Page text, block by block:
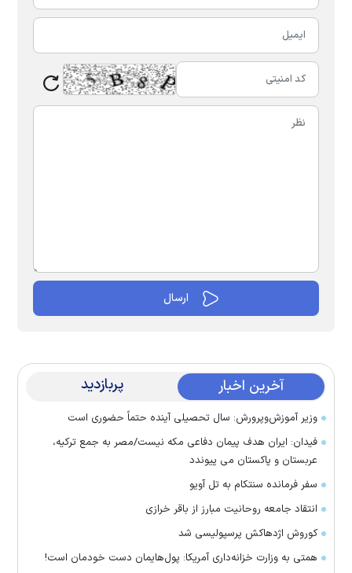
آخرین اخبار پربازدید
وزیر آموزش‌وپرورش: سال تحصیلی آینده حتماً حضوری است
فیدان: ایران هدف پیمان دفاعی مکه نیست/مصر به جمع ترکیه،
عربستان و پاکستان می پیوندد
سفر فرمانده سنتکام به تل آویو
انتقاد جامعه روحانیت مبارز از باقر خرازی
کوروش اژدهاکش پرسپولیسی شد
همتی به وزارت خزانه‌داری آمریکا: پول‌هایمان دست خودمان است!